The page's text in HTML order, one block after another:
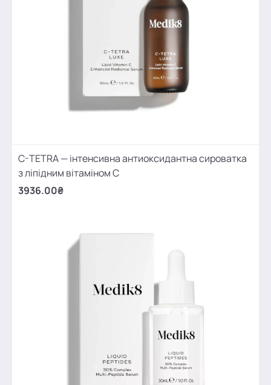
C-TETRA — інтенсивна антиоксидантна сироватка
з ліпідним вітаміном С
3936.00₴